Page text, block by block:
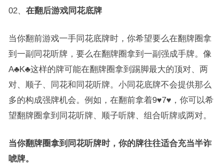
02、 在翻后游戏同花底牌
当你翻前游戏一手同花底牌时，你希望要么在翻牌圈拿
到一副同花听牌，要么在翻牌圈拿到一副强成手牌。像
A♣K♣这样的牌可能在翻牌圈拿到踢脚最大的顶对、两
对、顺子、同花和同花听牌。小同花底牌不会提供那么
多的构成强牌机会。例如，在翻前拿着9♥7♥，你可以希
望翻牌圈拿到同花听牌、顺子听牌、组合听牌或两对。
当你翻牌圈拿到同花听牌时，你的牌往往适合充当半诈
唬牌。